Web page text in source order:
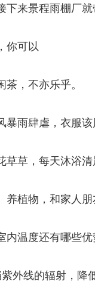
来景程雨棚厂
你可以
，不亦乐乎。
雨肆虐，衣服该
草，每天沐浴
植物，和家人
内温度还有哪些优
外线的辐射，降